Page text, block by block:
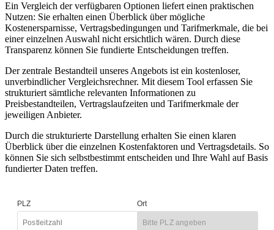
Ein Vergleich der verfügbaren Optionen liefert einen praktischen
Nutzen: Sie erhalten einen Überblick über mögliche
Kostenersparnisse, Vertragsbedingungen und Tarifmerkmale, die bei
einer einzelnen Auswahl nicht ersichtlich wären. Durch diese
Transparenz können Sie fundierte Entscheidungen treffen.
Der zentrale Bestandteil unseres Angebots ist ein kostenloser,
unverbindlicher Vergleichsrechner. Mit diesem Tool erfassen Sie
strukturiert sämtliche relevanten Informationen zu
Preisbestandteilen, Vertragslaufzeiten und Tarifmerkmale der
jeweiligen Anbieter.
Durch die strukturierte Darstellung erhalten Sie einen klaren
Überblick über die einzelnen Kostenfaktoren und Vertragsdetails. So
können Sie sich selbstbestimmt entscheiden und Ihre Wahl auf Basis
fundierter Daten treffen.